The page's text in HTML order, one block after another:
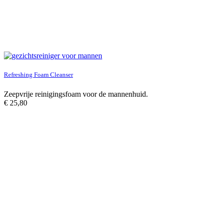
Refreshing Foam Cleanser
Zeepvrije reinigingsfoam voor de mannenhuid.
€ 25,80